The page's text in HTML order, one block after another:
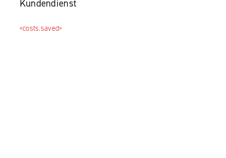
Kundendienst
<costs.saved>